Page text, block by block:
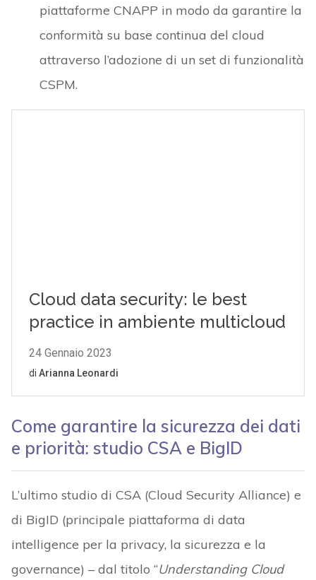
piattaforme CNAPP in modo da garantire la
conformità su base continua del cloud
attraverso l’adozione di un set di funzionalità
CSPM.
Come garantire la sicurezza dei dati
e priorità: studio CSA e BigID
L’ultimo studio di CSA (Cloud Security Alliance) e
di BigID (principale piattaforma di data
intelligence per la privacy, la sicurezza e la
governance) – dal titolo “Understanding Cloud